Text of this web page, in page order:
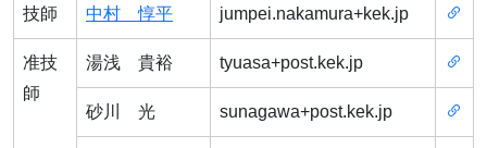
技師 中村 惇平 jumpei.nakamura+kek.jp
准技
師
湯浅 貴裕 tyuasa+post.kek.jp
砂川 光 sunagawa+post.kek.jp